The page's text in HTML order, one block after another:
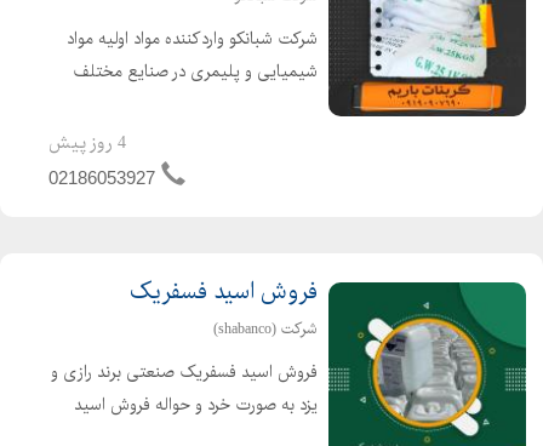
شرکت شبانکو واردکننده مواد اولیه مواد
شیمیایی و پلیمری در صنایع مختلف
کاشی و سرامیک کربنات باریم کیسه سبز
و مشکی / کیسه آبی اسید بوریک ترک
4 روز پیش
02186053927
فروش اسید فسفریک
شرکت (shabanco)
فروش اسید فسفریک صنعتی برند رازی و
یزد به صورت خرد و حواله فروش اسید